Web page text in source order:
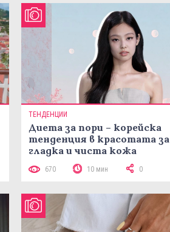
ТЕНДЕНЦИИ
Диета за пори – корейска
тенденция в красотата за
гладка и чиста кожа
670 10 мин 0